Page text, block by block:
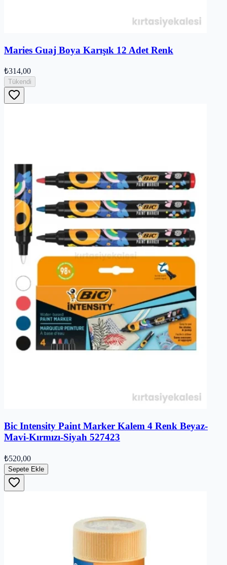
Maries Guaj Boya Karışık 12 Adet Renk
₺314,00
Tükendi
Bic Intensity Paint Marker Kalem 4 Renk Beyaz-
Mavi-Kırmızı-Siyah 527423
₺520,00
Sepete Ekle